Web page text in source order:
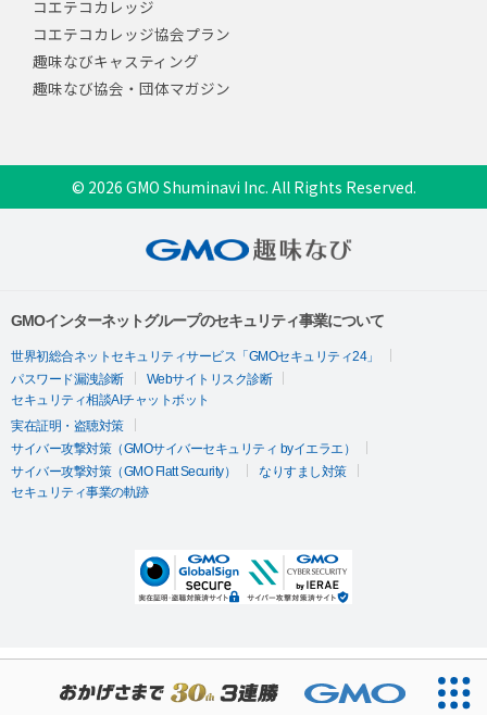
コエテコカレッジ
コエテコカレッジ協会プラン
趣味なびキャスティング
趣味なび協会・団体マガジン
© 2026 GMO Shuminavi Inc. All Rights Reserved.